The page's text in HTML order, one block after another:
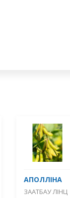
АПОЛЛІНА
ЗААТБАУ ЛІНЦ